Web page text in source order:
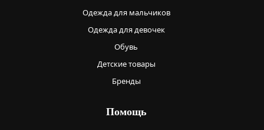
Одежда для мальчиков
Одежда для девочек
Обувь
Детские товары
Бренды
Помощь